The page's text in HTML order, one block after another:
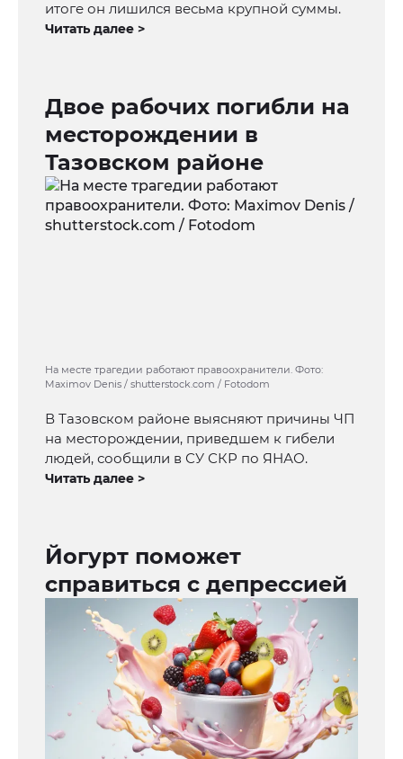
итоге он лишился весьма крупной суммы.
Читать далее >
Двое рабочих погибли на
месторождении в
Тазовском районе
На месте трагедии работают правоохранители. Фото:
Maximov Denis / shutterstock.com / Fotodom
В Тазовском районе выясняют причины ЧП
на месторождении, приведшем к гибели
людей, сообщили в СУ СКР по ЯНАО.
Читать далее >
Йогурт поможет
справиться с депрессией